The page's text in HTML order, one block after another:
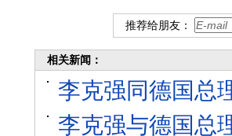
推荐给朋友：
相关新闻：
李克强同德国总
李克强与德国总